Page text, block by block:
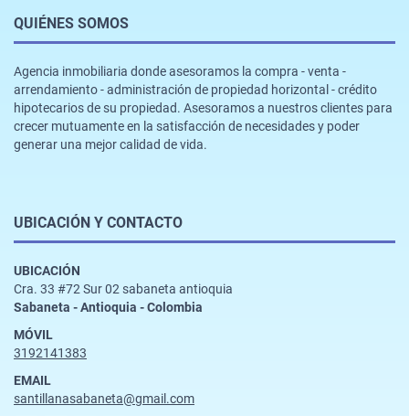
QUIÉNES SOMOS
Agencia inmobiliaria donde asesoramos la compra - venta -
arrendamiento - administración de propiedad horizontal - crédito
hipotecarios de su propiedad. Asesoramos a nuestros clientes para
crecer mutuamente en la satisfacción de necesidades y poder
generar una mejor calidad de vida.
UBICACIÓN Y CONTACTO
UBICACIÓN
Cra. 33 #72 Sur 02 sabaneta antioquia
Sabaneta - Antioquia - Colombia
MÓVIL
3192141383
EMAIL
santillanasabaneta@gmail.com